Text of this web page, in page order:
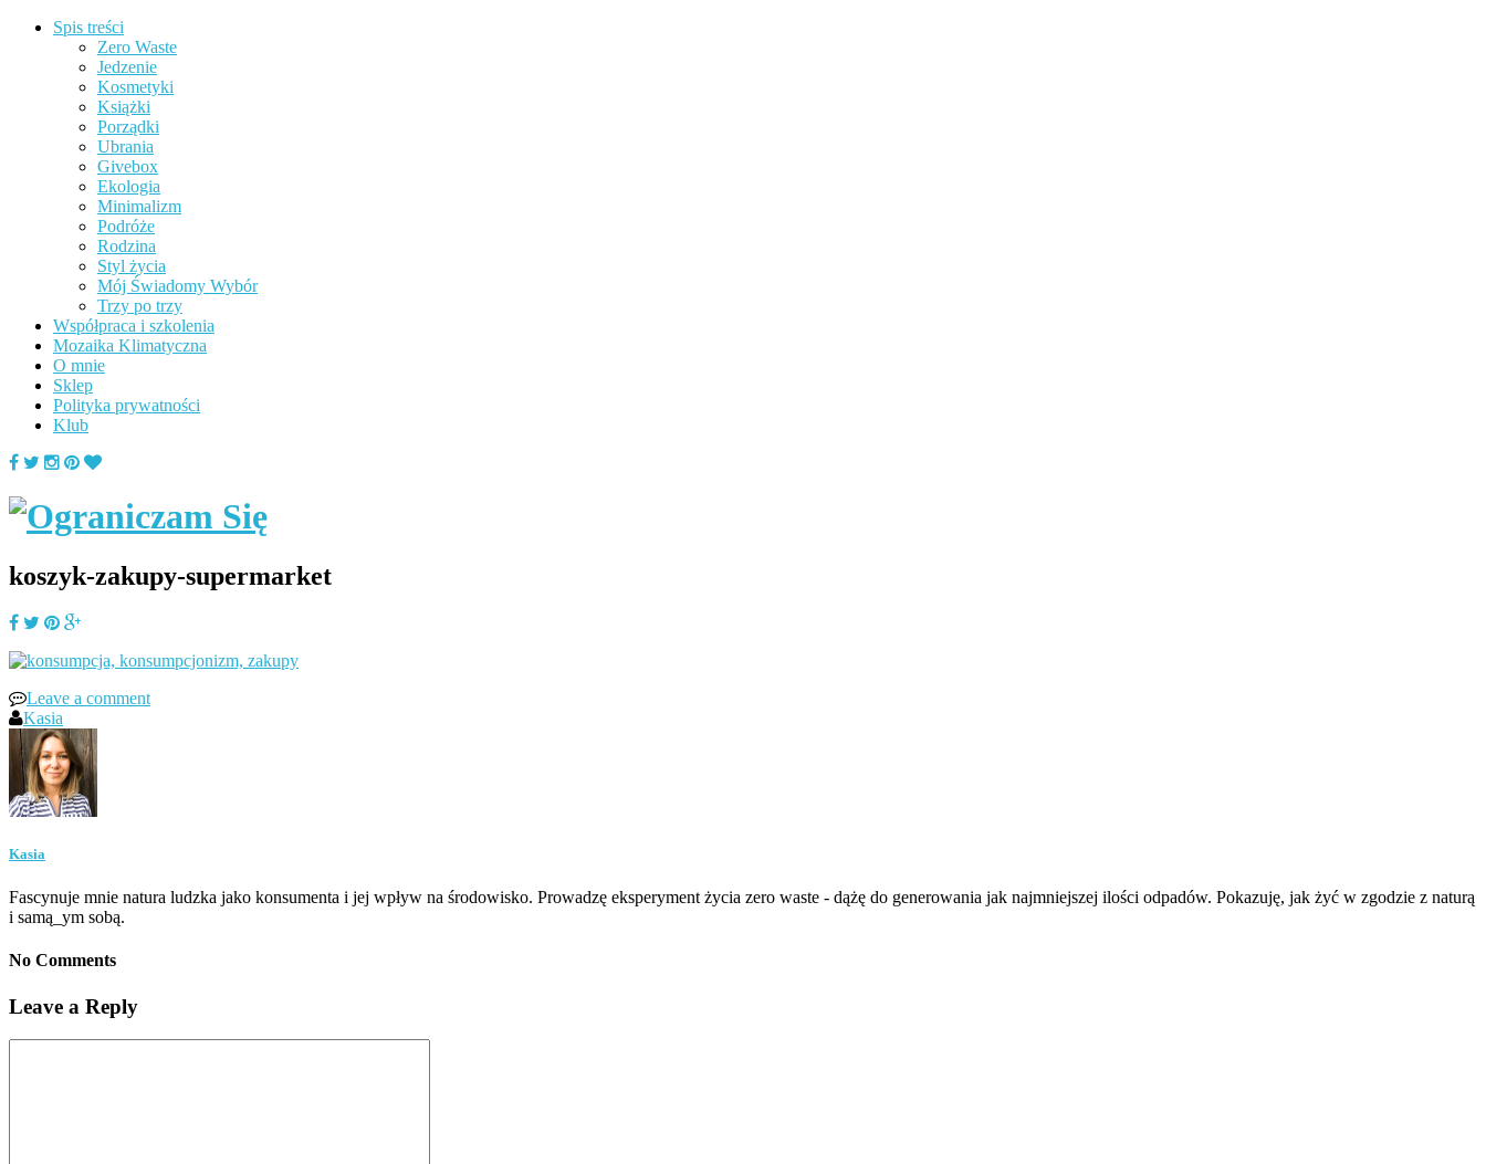
Spis treści
Zero Waste
Jedzenie
Kosmetyki
Książki
Porządki
Ubrania
Givebox
Ekologia
Minimalizm
Podróże
Rodzina
Styl życia
Mój Świadomy Wybór
Trzy po trzy
Współpraca i szkolenia
Mozaika Klimatyczna
O mnie
Sklep
Polityka prywatności
Klub
koszyk-zakupy-supermarket
Leave a comment
Kasia
Kasia
Fascynuje mnie natura ludzka jako konsumenta i jej wpływ na środowisko. Prowadzę eksperyment życia zero waste - dążę do generowania jak najmniejszej ilości odpadów. Pokazuję, jak żyć w zgodzie z naturą
i samą_ym sobą.
No Comments
Leave a Reply